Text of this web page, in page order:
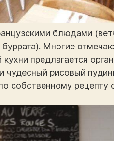
блюдами
Многие
предлагается
рисовый
собственному рецепту